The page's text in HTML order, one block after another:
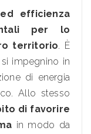
ed efficienza
per lo
territorio. È
impegnino in
di energia
Allo stesso
di favorire
in modo da